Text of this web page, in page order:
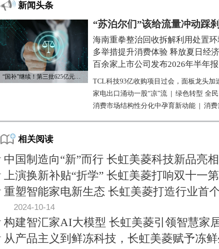
新闻头条
“国补”继续！第三批625亿元资金已下达
“苏泊尔们”该给流量冲动踩
海南重拳整治回收拆解利用处置
多举措提升消费体验 释放夏日经
百余家上市公司发布2026年半年报
TCL科技93亿收购项目过会，面板龙头加
家电出口涌动一股“凉”流
绿色转型 全
消费市场结构性分化中孕育新动能
消费
相关阅读
中国制造向“新”而行 长虹美菱科技新品亮
上演换新补贴“折学” 长虹美菱打响双十一
重塑智能家电新生态 长虹美菱打造行业首
2024-10-14
构建智汇家AI大模型 长虹美菱引领智慧家
从产品主义到鲜冻科技，长虹美菱赋予冻